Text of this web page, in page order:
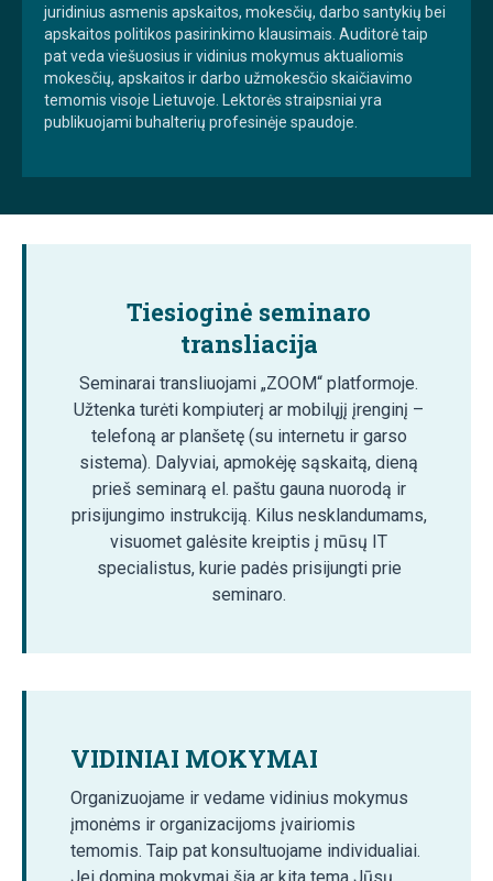
juridinius asmenis apskaitos, mokesčių, darbo santykių bei
apskaitos politikos pasirinkimo klausimais. Auditorė taip
pat veda viešuosius ir vidinius mokymus aktualiomis
mokesčių, apskaitos ir darbo užmokesčio skaičiavimo
temomis visoje Lietuvoje. Lektorės straipsniai yra
publikuojami buhalterių profesinėje spaudoje.
Tiesioginė seminaro
transliacija
Seminarai transliuojami „ZOOM“ platformoje.
Užtenka turėti kompiuterį ar mobilųjį įrenginį –
telefoną ar planšetę (su internetu ir garso
sistema). Dalyviai, apmokėję sąskaitą, dieną
prieš seminarą el. paštu gauna nuorodą ir
prisijungimo instrukciją. Kilus nesklandumams,
visuomet galėsite kreiptis į mūsų IT
specialistus, kurie padės prisijungti prie
seminaro.
VIDINIAI MOKYMAI
Organizuojame ir vedame vidinius mokymus
įmonėms ir organizacijoms įvairiomis
temomis. Taip pat konsultuojame individualiai.
Jei domina mokymai šia ar kita tema Jūsų